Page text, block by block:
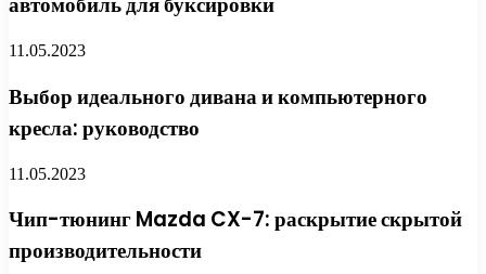
11.05.2023
Выбор идеального дивана и компьютерного
кресла: руководство
11.05.2023
Чип-тюнинг Mazda CX-7: раскрытие скрытой
производительности